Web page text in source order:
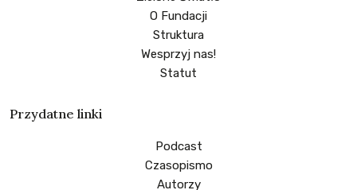
O Fundacji
Struktura
Wesprzyj nas!
Statut
Przydatne linki
Podcast
Czasopismo
Autorzy